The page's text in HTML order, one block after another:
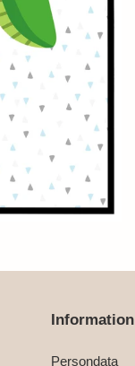
Information
Persondata